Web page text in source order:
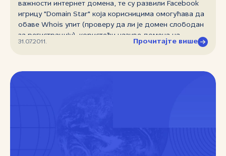
важности интернет домена, те су развили Facebook
игрицу "Domain Star" која корисницима омогућава да
обаве Whois упит (проверу да ли је домен слободан
за регистрацију), користећи називе домена на
забаван начин. У овом пројекту учествују национални
корисника, уз линк ка овлашћеним регистрима
31.07.2011. Прочитајте више